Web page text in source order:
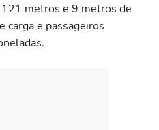
metros e 9 metros de
carga e passageiros